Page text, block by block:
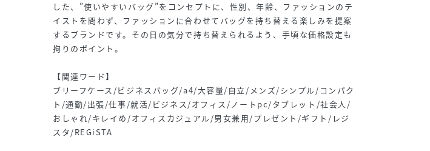
した、”使いやすいバッグ”をコンセプトに、性別、年齢、ファッションのテ
イストを問わず、ファッションに合わせてバッグを持ち替える楽しみを提案
するブランドです。その日の気分で持ち替えられるよう、手頃な価格設定も
拘りのポイント。
【関連ワード】
ブリーフケース/ビジネスバッグ/a4/大容量/自立/メンズ/シンプル/コンパク
ト/通勤/出張/仕事/就活/ビジネス/オフィス/ノートpc/タブレット/社会人/
おしゃれ/キレイめ/オフィスカジュアル/男女兼用/プレゼント/ギフト/レジ
スタ/REGiSTA